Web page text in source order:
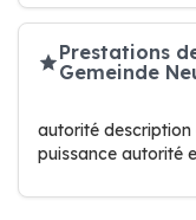
Prestations
Gemeinde
autorité
puissance autorité